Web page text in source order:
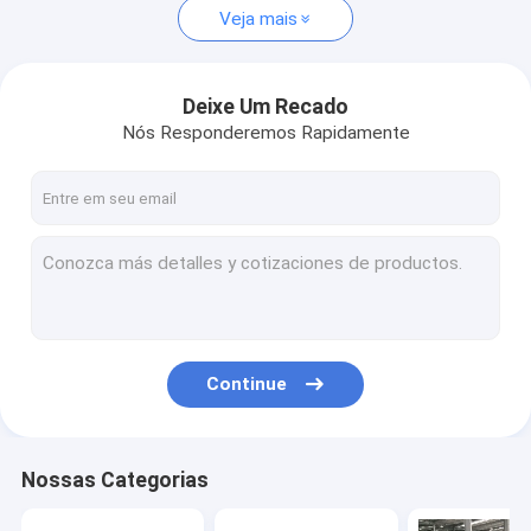
Veja mais
Deixe Um Recado
Nós Responderemos Rapidamente
Continue
Nossas Categorias